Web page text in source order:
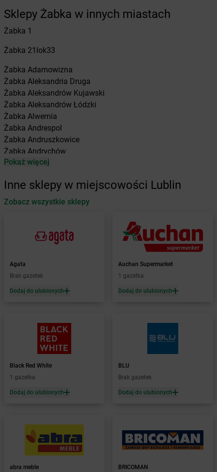
Sklepy Żabka w innych miastach
Żabka 1
Żabka 21lok33
Żabka Adamowizna
Żabka Aleksandria Druga
Żabka Aleksandrów Kujawski
Żabka Aleksandrów Łódzki
Żabka Alwernia
Żabka Andrespol
Żabka Andruszkowice
Żabka Andrychów
Żabka Antonie
Żabka Automat
Żabka Babica
Baborów
Żabka
Żabka Bądkowo
Żabka Bąków
Baniocha
Baranowo
Barcin
Barczewo
Żabka Bardo
Żabka Barlinek
Żabka Barniewice
Żabka Baruchowo
Barwałd Średni
Barwice
Pokaż więcej
Inne sklepy w miejscowości Lublin
Zobacz wszystkie sklepy
Agata
Brak gazetek
Dodaj do ulubionych
Auchan Supermarket
1 gazetka
Dodaj do ulubionych
Black Red White
1 gazetka
Dodaj do ulubionych
BLU
Brak gazetek
Dodaj do ulubionych
abra meble BRICOMAN